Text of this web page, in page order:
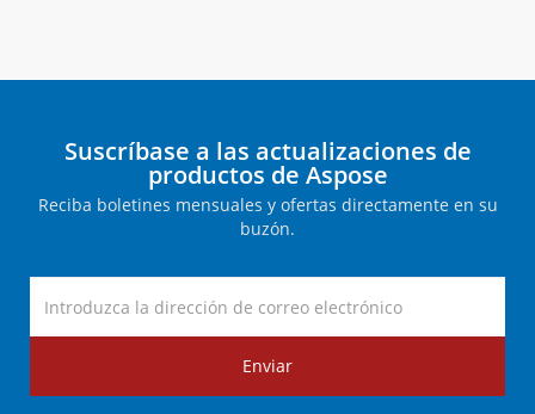
Suscríbase a las actualizaciones de
productos de Aspose
Reciba boletines mensuales y ofertas directamente en su
buzón.
Enviar